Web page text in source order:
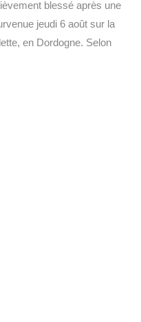
blessé après une
jeudi 6 août sur la
en Dordogne. Selon